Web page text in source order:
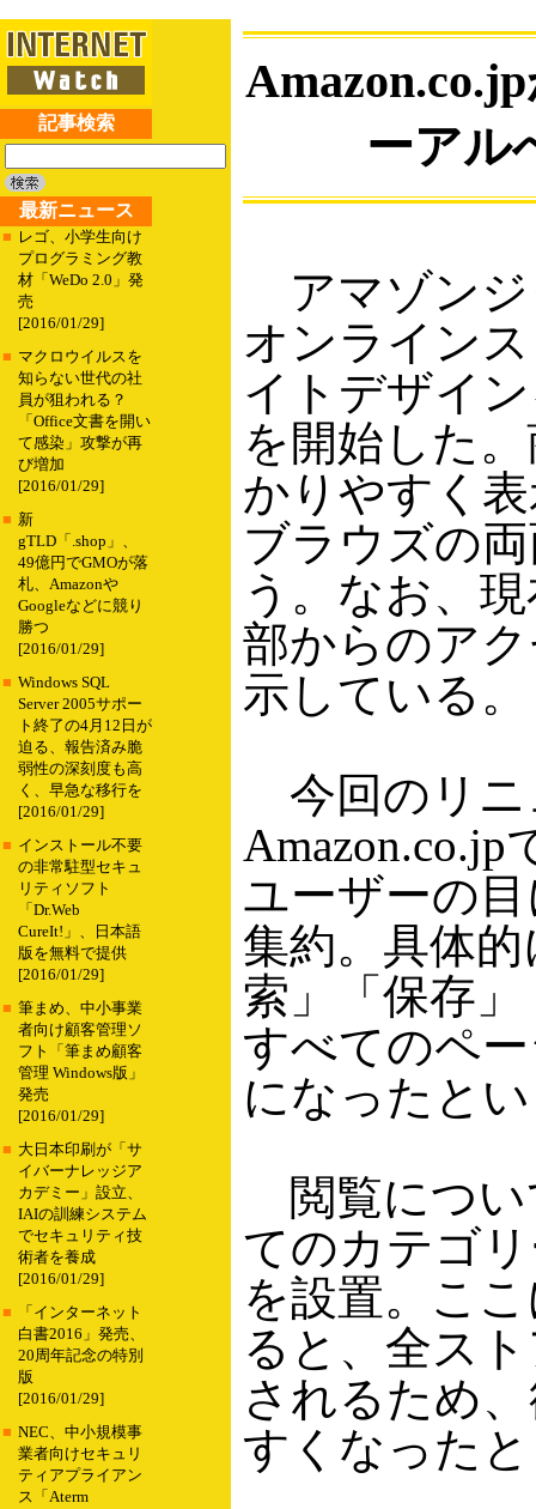
記事検索
最新ニュース
■ レゴ、小学生向け
プログラミング教
材「WeDo 2.0」発
売
[2016/01/29]
■ マクロウイルスを
知らない世代の社
員が狙われる？
「Office文書を開い
て感染」攻撃が再
び増加
[2016/01/29]
■ 新
gTLD「.shop」、
49億円でGMOが落
札、Amazonや
Googleなどに競り
勝つ
[2016/01/29]
■ Windows SQL
Server 2005サポー
ト終了の4月12日が
迫る、報告済み脆
弱性の深刻度も高
く、早急な移行を
[2016/01/29]
■ インストール不要
の非常駐型セキュ
リティソフト
「Dr.Web
CureIt!」、日本語
版を無料で提供
[2016/01/29]
■ 筆まめ、中小事業
者向け顧客管理ソ
フト「筆まめ顧客
管理 Windows版」
発売
[2016/01/29]
■ 大日本印刷が「サ
イバーナレッジア
カデミー」設立、
IAIの訓練システム
でセキュリティ技
術者を養成
[2016/01/29]
■
「インターネット
白書2016」発売、
20周年記念の特別
版
[2016/01/29]
■ NEC、中小規模事
業者向けセキュリ
ティアプライアン
ス「Aterm
ーアル
アマゾンジ
オンライン
イトデザイ
を開始した
かりやすく
ブラウズの
う。なお、
部からのア
示している。
今回のリニ
ユーザーの
集約。具体
索」「保存
すべてのペ
になったと
閲覧につい
てのカテゴ
を設置。こ
ると、全ス
されるため
すくなった